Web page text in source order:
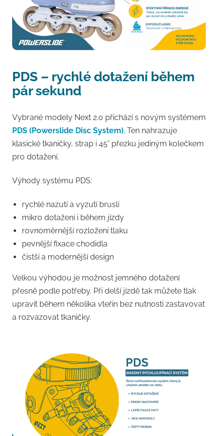
PDS – rychlé dotažení během
pár sekund
Vybrané modely Next 2.0 přichází s novým systémem
PDS (Powerslide Disc System). Ten nahrazuje
klasické tkaničky, strap i 45° přezku jediným kolečkem
pro dotažení.
Výhody systému PDS:
rychlé nazutí a vyzutí bruslí
mikro dotažení i během jízdy
rovnoměrnější rozložení tlaku
pevnější fixace chodidla
čistší a modernější design
Velkou výhodou je možnost jemného dotažení
přesně podle potřeby. Při delší jízdě tak můžete tlak
upravit během několika vteřin bez nutnosti zastavovat
a rozvazovat tkaničky.